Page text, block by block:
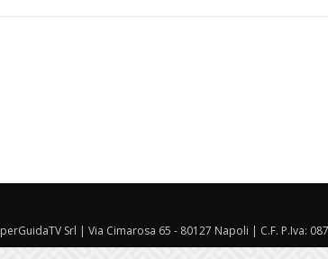
Srl | Via Cimarosa 65 - 80127 Napoli | C.F. P.Iva: